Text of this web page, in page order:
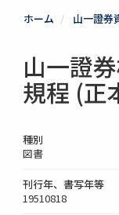
ホーム 山一證券
山一證
規程 (正
種別
図書
刊行年、書写年等
19510818